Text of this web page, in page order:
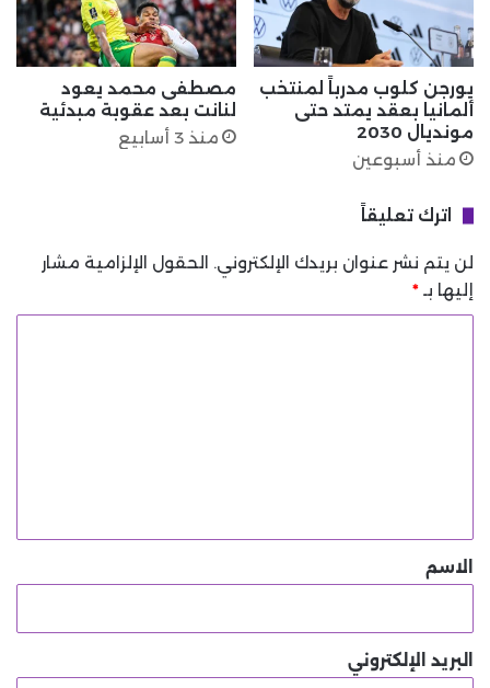
يورجن كلوب مدرباً لمنتخب
ألمانيا بعقد يمتد حتى
مونديال 2030
منذ أسبوعين
مصطفى محمد يعود
لنانت بعد عقوبة مبدئية
منذ 3 أسابيع
اترك تعليقاً
لن يتم نشر عنوان بريدك الإلكتروني. الحقول الإلزامية مشار
إليها بـ *
*الاسم
البريد الإلكتروني